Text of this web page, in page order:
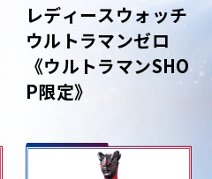
レディースウォッチ
ウルトラマンゼロ
《ウルトラマンSHO
P限定》